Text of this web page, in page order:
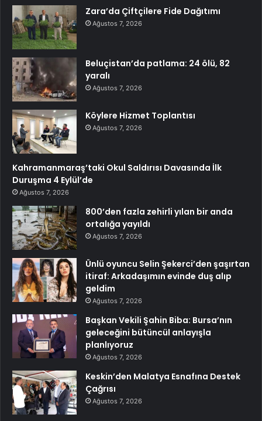
Zara’da Çiftçilere Fide Dağıtımı
Ağustos 7, 2026
Beluçistan’da patlama: 24 ölü, 82
yaralı
Ağustos 7, 2026
Köylere Hizmet Toplantısı
Ağustos 7, 2026
Kahramanmaraş’taki Okul Saldırısı Davasında İlk
Duruşma 4 Eylül’de
Ağustos 7, 2026
800’den fazla zehirli yılan bir anda
ortalığa yayıldı
Ağustos 7, 2026
Ünlü oyuncu Selin Şekerci’den şaşırtan
itiraf: Arkadaşımın evinde duş alıp
geldim
Ağustos 7, 2026
Başkan Vekili Şahin Biba: Bursa’nın
geleceğini bütüncül anlayışla
planlıyoruz
Ağustos 7, 2026
Keskin’den Malatya Esnafına Destek
Çağrısı
Ağustos 7, 2026